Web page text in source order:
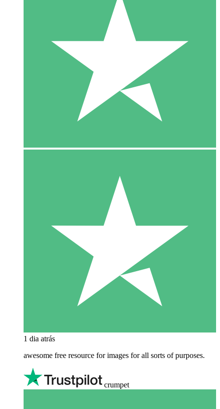
1 dia atrás
awesome free resource for images for all sorts of purposes.
crumpet